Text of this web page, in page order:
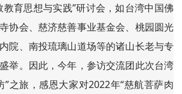
教育思想与实践”研讨会，如台湾中国佛
协会、慈济慈善事业基金会、桃园圆光
院、南投琉璃山道场等的诸山长老与专
举。因此，今年，参访交流团此次台湾
”之旅，感恩大家对2022年“慈航菩萨肉